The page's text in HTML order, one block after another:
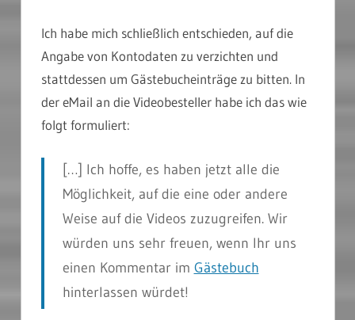
Ich habe mich schließlich entschieden, auf die
Angabe von Kontodaten zu verzichten und
stattdessen um Gästebucheinträge zu bitten. In
der eMail an die Videobesteller habe ich das wie
folgt formuliert:
[…] Ich hoffe, es haben jetzt alle die
Möglichkeit, auf die eine oder andere
Weise auf die Videos zuzugreifen. Wir
würden uns sehr freuen, wenn Ihr uns
einen Kommentar im Gästebuch
hinterlassen würdet!